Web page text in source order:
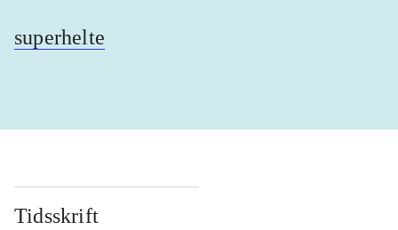
superhelte
Tidsskrift